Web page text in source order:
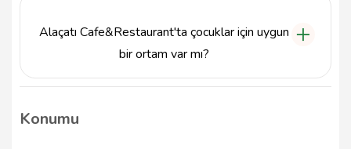
Alaçatı Cafe&Restaurant'ta çocuklar için uygun
bir ortam var mı?
Alaçatı Cafe&Restaurant, aileler için uygun bir
Konumu